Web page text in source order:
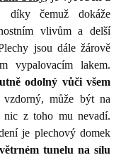
díky čemuž dokáže
vlivům a delší
jsou dále žárově
vypalovacím lakem.
odolný vůči všem
může být na
nic z toho mu nevadí.
je plechový domek
tunelu na sílu